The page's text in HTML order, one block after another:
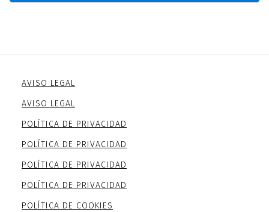
AVISO LEGAL
AVISO LEGAL
POLÍTICA DE PRIVACIDAD
POLÍTICA DE PRIVACIDAD
POLÍTICA DE PRIVACIDAD
POLÍTICA DE PRIVACIDAD
POLÍTICA DE COOKIES